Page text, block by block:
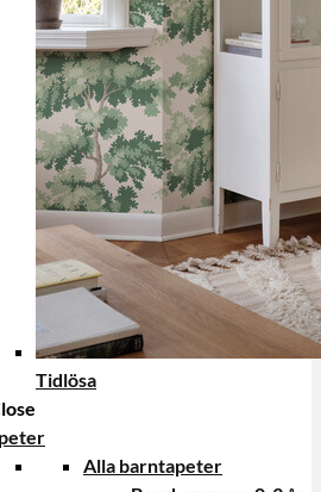
Tidlösa
Alla barntapeter